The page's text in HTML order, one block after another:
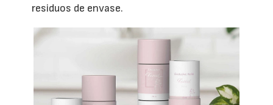
residuos de envase.